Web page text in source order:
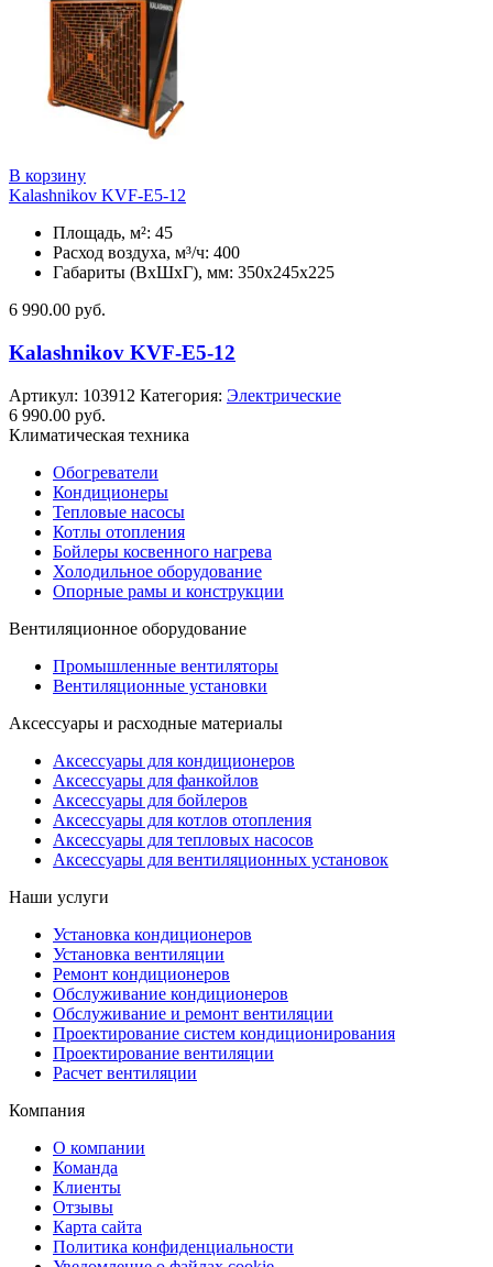
В корзину
Kalashnikov KVF-E5-12
Площадь, м²: 45
Расход воздуха, м³/ч: 400
Габариты (ВхШхГ), мм: 350x245x225
6 990.00 руб.
Kalashnikov KVF-E5-12
Артикул: 103912 Категория: Электрические
6 990.00 руб.
Климатическая техника
Обогреватели
Кондиционеры
Тепловые насосы
Котлы отопления
Бойлеры косвенного нагрева
Холодильное оборудование
Опорные рамы и конструкции
Вентиляционное оборудование
Промышленные вентиляторы
Вентиляционные установки
Аксессуары и расходные материалы
Аксессуары для кондиционеров
Аксессуары для фанкойлов
Аксессуары для бойлеров
Аксессуары для котлов отопления
Аксессуары для тепловых насосов
Аксессуары для вентиляционных установок
Наши услуги
Установка кондиционеров
Установка вентиляции
Ремонт кондиционеров
Обслуживание кондиционеров
Обслуживание и ремонт вентиляции
Проектирование систем кондиционирования
Проектирование вентиляции
Расчет вентиляции
Компания
О компании
Команда
Клиенты
Отзывы
Карта сайта
Политика конфиденциальности